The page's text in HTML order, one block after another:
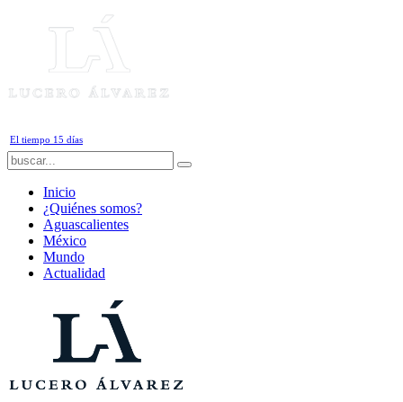
El tiempo 15 días
Inicio
¿Quiénes somos?
Aguascalientes
México
Mundo
Actualidad